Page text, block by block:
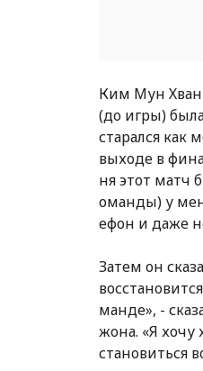
Ким Мун Хван
(до игры)
старался как
выходе в
ня этот матч
оманды) у
ефон и даже
Затем он
манде», -
жона. «Я хочу
становиться